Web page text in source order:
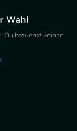
Wahl
Du brauchst keinen